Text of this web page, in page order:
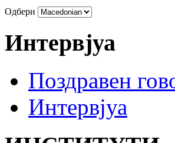
Одбери
Интервјуа
Поздравен
Интервјуа